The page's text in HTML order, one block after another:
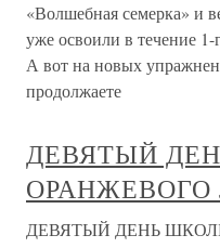
«Волшебная семерка» и
уже освоили в течение
А вот на новых
продолжаете
ДЕВЯТЫЙ
ОРАНЖЕВОГО
ДЕВЯТЫЙ ДЕНЬ